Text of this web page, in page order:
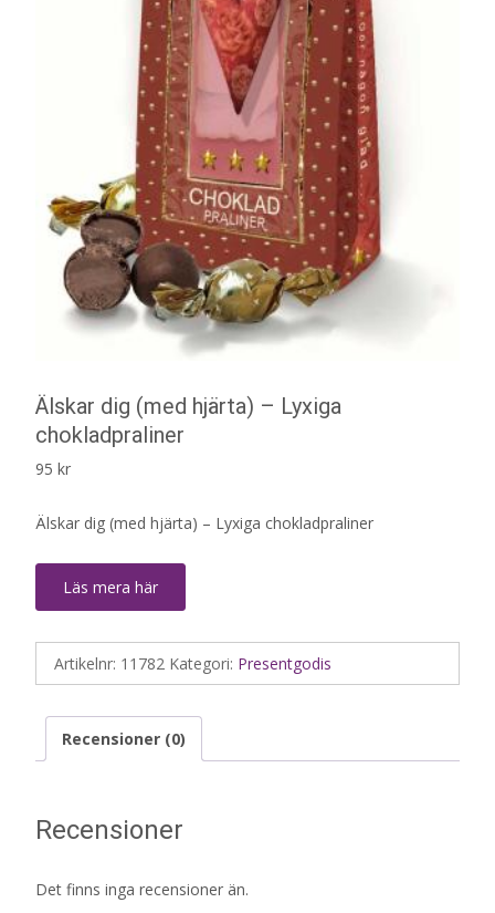
Älskar dig (med hjärta) – Lyxiga
chokladpraliner
95 kr
Älskar dig (med hjärta) – Lyxiga chokladpraliner
Läs mera här
Artikelnr: 11782 Kategori: Presentgodis
Recensioner (0)
Recensioner
Det finns inga recensioner än.